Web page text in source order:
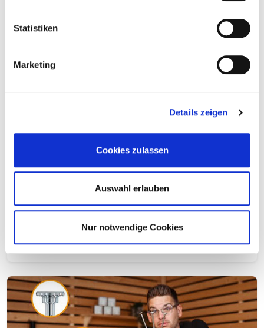
Statistiken
Marketing
Details zeigen
Cookies zulassen
Auswahl erlauben
Nur notwendige Cookies
Was halten Schrauben wirklich aus?